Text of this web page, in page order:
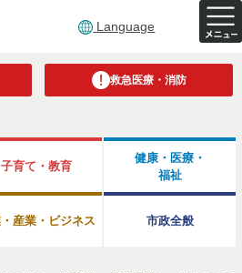
Language
救急医療・消防
子育て・教育
健康・医療・
福祉
産業・ビジネス 市政全般